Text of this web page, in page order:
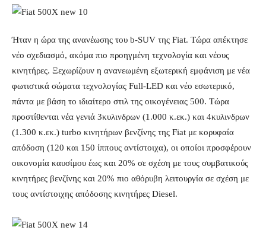
Ήταν η ώρα της ανανέωσης του b-SUV της Fiat. Τώρα απέκτησε
νέο σχεδιασμό, ακόμα πιο προηγμένη τεχνολογία και νέους
κινητήρες. Ξεχωρίζουν η ανανεωμένη εξωτερική εμφάνιση με νέα
φωτιστικά σώματα τεχνολογίας Full-LED και νέο εσωτερικό,
πάντα με βάση το ιδιαίτερο στιλ της οικογένειας 500. Τώρα
προστίθενται νέα γενιά 3κυλινδρων (1.000 κ.εκ.) και 4κυλινδρων
(1.300 κ.εκ.) turbo κινητήρων βενζίνης της Fiat με κορυφαία
απόδοση (120 και 150 ίππους αντίστοιχα), οι οποίοι προσφέρουν
οικονομία καυσίμου έως και 20% σε σχέση με τους συμβατικούς
κινητήρες βενζίνης και 20% πιο αθόρυβη λειτουργία σε σχέση με
τους αντίστοιχης απόδοσης κινητήρες Diesel.